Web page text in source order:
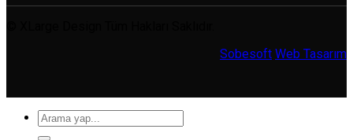
Sobesoft Web Tasarım
Ara: